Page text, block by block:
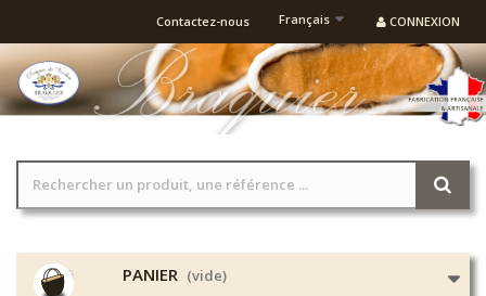
CONNEXION
Français
Contactez-nous
PANIER (vide)